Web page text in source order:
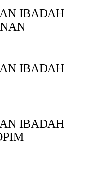
IBADAH
IBADAH
IBADAH